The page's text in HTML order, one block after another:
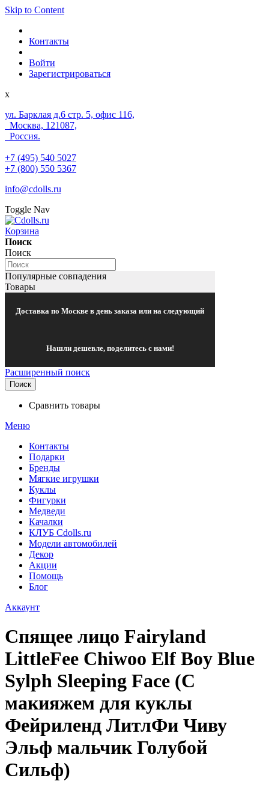
Skip to Content
Контакты
Войти
Зарегистрироваться
x
ул. Барклая д.6 стр. 5, офис 116,
Москва, 121087,
Россия.
+7 (495) 540 5027
+7 (800) 550 5367
info@cdolls.ru
Toggle Nav
Корзина
Поиск
Поиск
Популярные совпадения
Товары
Доставка по Москве в день заказа или на следующий
Нашли дешевле, поделитесь с нами!
Расширенный поиск
Поиск
Сравнить товары
Меню
Контакты
Подарки
Бренды
Мягкие игрушки
Куклы
Фигурки
Медведи
Качалки
КЛУБ Cdolls.ru
Модели автомобилей
Декор
Акции
Помощь
Блог
Аккаунт
Спящее лицо Fairyland
LittleFee Chiwoo Elf Boy Blue
Sylph Sleeping Face (С
макияжем для куклы
Фейриленд ЛитлФи Чиву
Эльф мальчик Голубой
Сильф)